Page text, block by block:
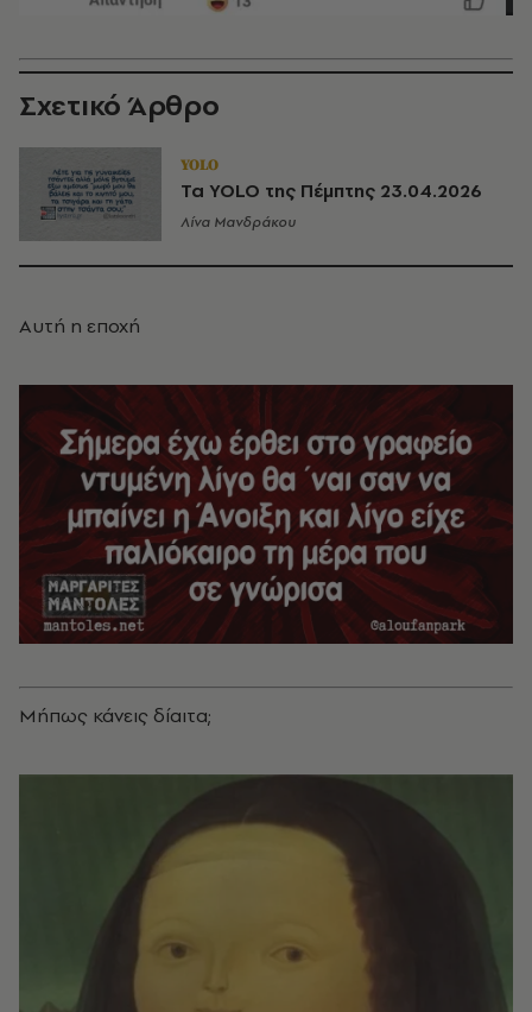
Σχετικό Άρθρο
YOLO
Τα YOLO της Πέμπτης 23.04.2026
Λίνα Μανδράκου
Αυτή η εποχή
Μήπως κάνεις δίαιτα;